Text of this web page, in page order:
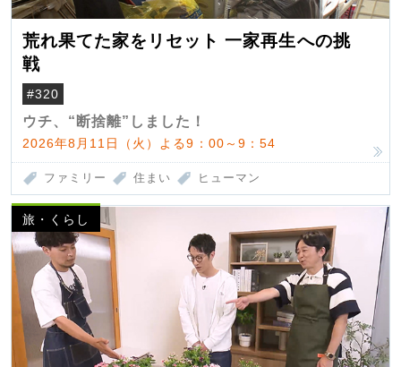
荒れ果てた家をリセット 一家再生への挑
戦
#320
ウチ、“断捨離”しました！
2026年8月11日（火）よる9：00～9：54
ファミリー 住まい ヒューマン
旅・くらし